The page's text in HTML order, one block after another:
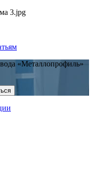
«Металлопрофиль»